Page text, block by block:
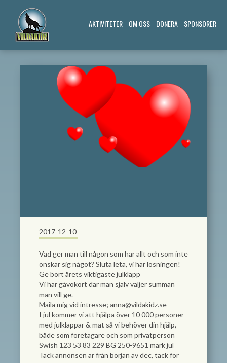
AKTIVITETER OM OSS DONERA SPONSORER
2017-12-10
Vad ger man till någon som har allt och som inte
önskar sig något? Sluta leta, vi har lösningen!
Ge bort årets viktigaste julklapp
Vi har gåvokort där man själv väljer summan
man vill ge.
Maila mig vid intresse; anna@vildakidz.se
I jul kommer vi att hjälpa över 10 000 personer
med julklappar & mat så vi behöver din hjälp,
både som företagare och som privatperson
Swish 123 53 83 229 BG 250-9651 märk jul
Tack annonsen är från början av dec, tack för